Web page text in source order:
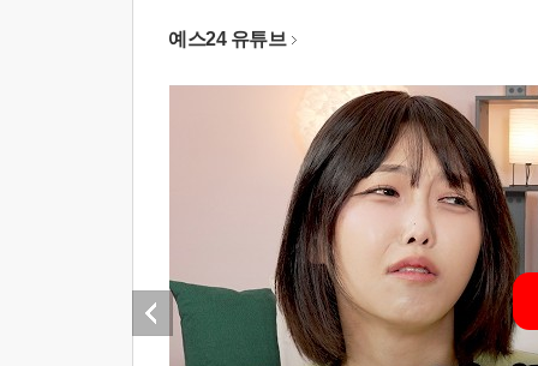
예스24 유튜브